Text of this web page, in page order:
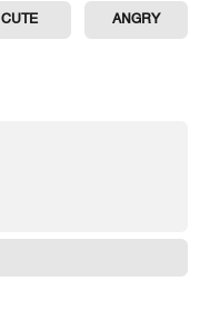
ANGRY
CUTE